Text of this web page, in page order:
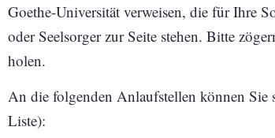
Goethe-Universität verweisen, die für Ihre
oder Seelsorger zur Seite stehen. Bitte
holen.
An die folgenden Anlaufstellen können
Liste):